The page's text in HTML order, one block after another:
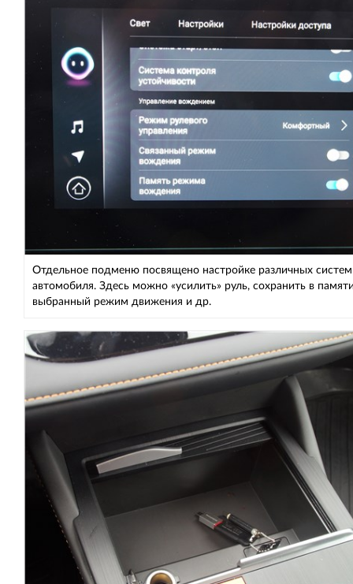
Отдельное подменю посвящено настройке различных систем
автомобиля. Здесь можно «усилить» руль, сохранить в
выбранный режим движения и др.